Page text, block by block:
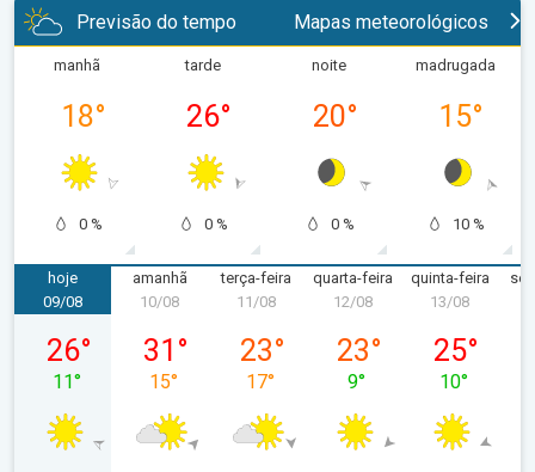
Previsão do tempo Mapas meteorológicos
manhã
18°
0 %
tarde
26°
0 %
noite
20°
0 %
madrugada
15°
10 %
hoje
domingo, 09/08
09/08
26°
11°
amanhã
segunda-feira, 10/08
10/08
31 °
15°
terça-feira
terça-feira, 11/08
11/08
23°
17°
quarta-feira
quarta-feira, 12/08
12/08
23°
9°
quinta-feira
13/08
25°
10°